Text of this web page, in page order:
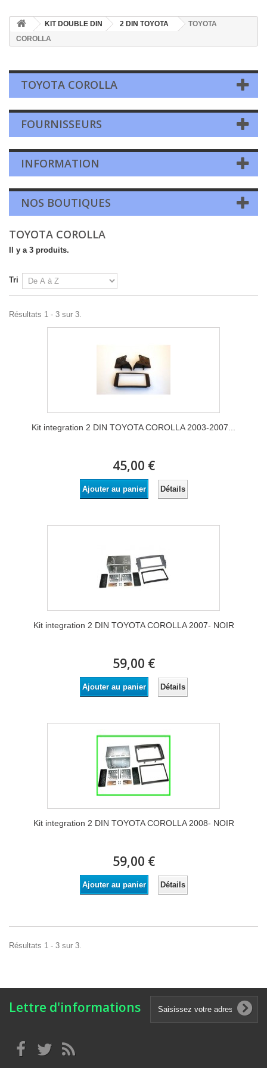
KIT DOUBLE DIN 2 DIN TOYOTA
TOYOTA
COROLLA
TOYOTA COROLLA
FOURNISSEURS
INFORMATION
NOS BOUTIQUES
TOYOTA COROLLA
Il y a 3 produits.
Tri
Résultats 1 - 3 sur 3.
Kit integration 2 DIN TOYOTA COROLLA 2003-2007...
45,00 €
Ajouter au panier Détails
Kit integration 2 DIN TOYOTA COROLLA 2007- NOIR
59,00 €
Ajouter au panier Détails
Kit integration 2 DIN TOYOTA COROLLA 2008- NOIR
59,00 €
Ajouter au panier Détails
Résultats 1 - 3 sur 3.
Lettre d'informations